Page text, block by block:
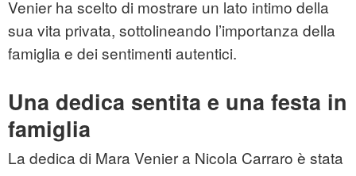
Venier ha scelto di mostrare un lato intimo della
sua vita privata, sottolineando l’importanza della
famiglia e dei sentimenti autentici.
Una dedica sentita e una festa in
famiglia
La dedica di Mara Venier a Nicola Carraro è stata